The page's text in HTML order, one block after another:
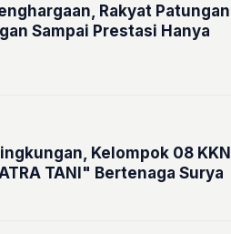
Rakyat Patungan
Sampai Prestasi Hanya
Kelompok 08 KKN
TANI" Bertenaga Surya